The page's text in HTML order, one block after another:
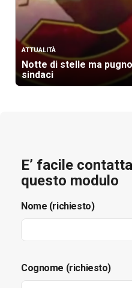
ATTUALITÀ
Notte di stelle ma
sindaci
E’ facile
questo modulo
Nome (richiesto)
Cognome (richiesto)